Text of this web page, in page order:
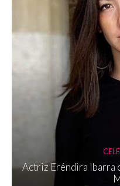
Actriz Eréndira Ibarra